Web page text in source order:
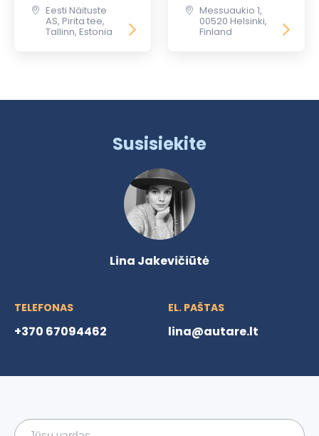
Eesti Näituste
AS, Pirita tee,
Tallinn, Estonia
Messuaukio 1,
00520 Helsinki,
Finland
Susisiekite
Lina Jakevičiūtė
TELEFONAS
+370 67094462
EL. PAŠTAS
lina@autare.lt